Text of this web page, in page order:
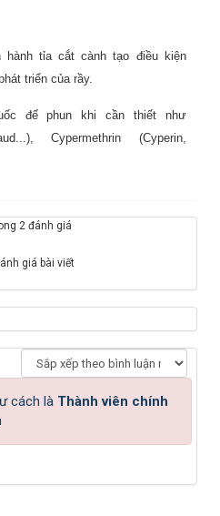
hành tỉa cắt cành tạo điều kiện
triển của rầy.
để phun khi cần thiết như
Cypermethrin (Cyperin,
2 đánh giá
giá bài viết
cách là Thành viên chính